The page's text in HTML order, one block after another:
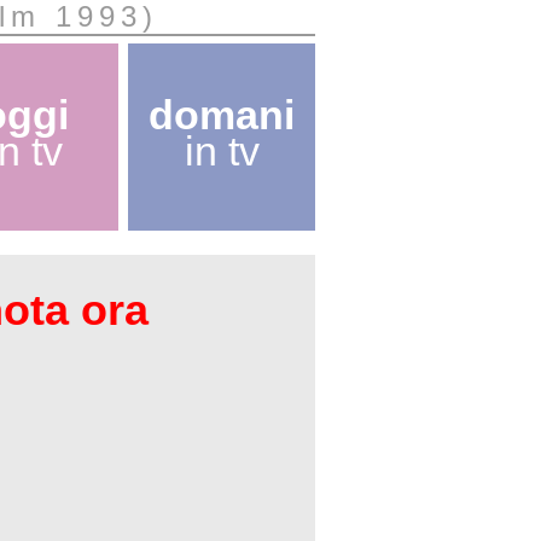
1993)
tv
domani
in tv
ora